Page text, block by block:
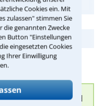
Cookies ein. Mit
zulassen" stimmen Sie
die genannten Zwecke
Button "Einstellungen
eingesetzten Cookies
Ihrer Einwilligung
Anschließend